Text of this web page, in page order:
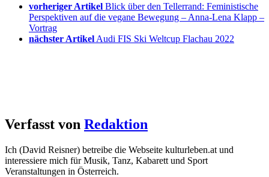
vorheriger Artikel Blick über den Tellerrand: Feministische
Perspektiven auf die vegane Bewegung – Anna-Lena Klapp –
Vortrag
nächster Artikel Audi FIS Ski Weltcup Flachau 2022
Verfasst von Redaktion
Ich (David Reisner) betreibe die Webseite kulturleben.at und
interessiere mich für Musik, Tanz, Kabarett und Sport
Veranstaltungen in Österreich.